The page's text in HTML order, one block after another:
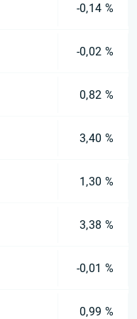
-0,14 %
-0,02 %
0,82 %
3,40 %
1,30 %
3,38 %
-0,01 %
0,99 %